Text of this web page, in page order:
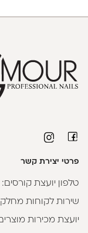
פרטי יצירת קשר
טלפון יועצת קורסים:
שירות לקוחות
יועצת מכירות